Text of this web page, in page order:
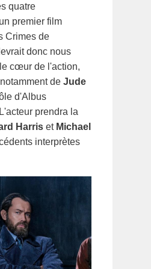
quatre
premier film
Crimes de
donc nous
cœur de l'action,
de Jude
d'Albus
prendra la
Harris et Michael
interprètes